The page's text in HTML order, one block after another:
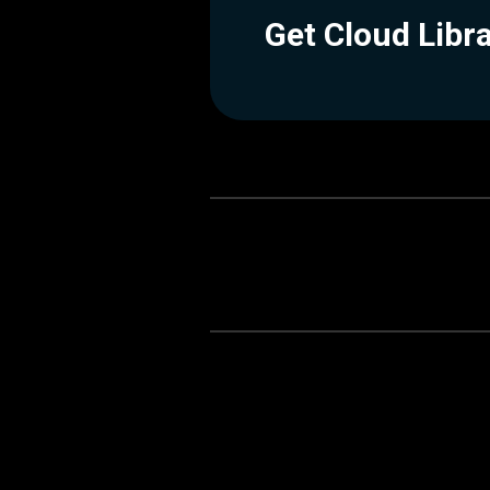
Get Cloud